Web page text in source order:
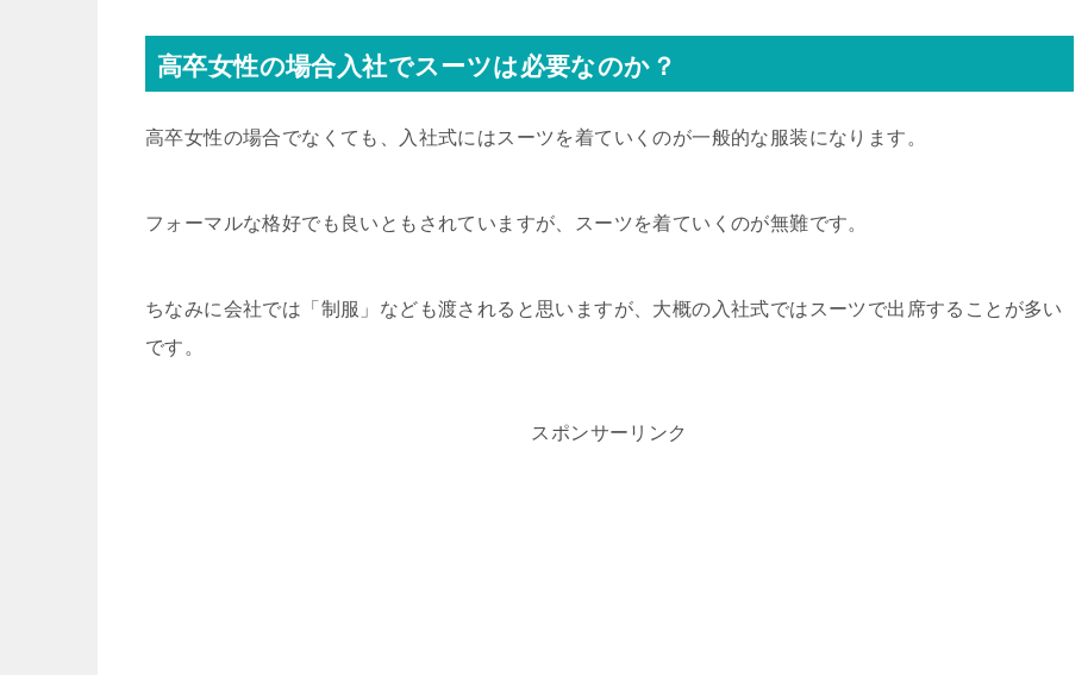
高卒女性の場合入社でスーツは必要なのか？
高卒女性の場合でなくても、入社式にはスーツを着ていくのが一般的な服装になります。
フォーマルな格好でも良いともされていますが、スーツを着ていくのが無難です。
ちなみに会社では「制服」なども渡されると思いますが、大概の入社式ではスーツで出席することが多い
です。
スポンサーリンク